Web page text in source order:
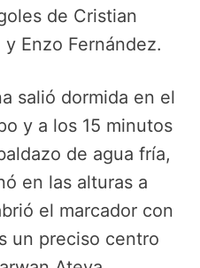
de Cristian
Enzo Fernández.
salió dormida en el
y a los 15 minutos
de agua fría,
en las alturas a
el marcador con
un preciso centro